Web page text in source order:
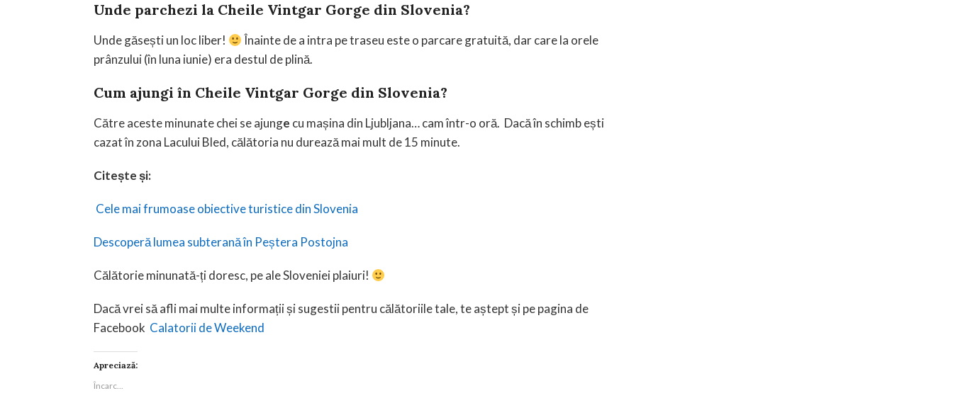
Unde parchezi la Cheile Vintgar Gorge din Slovenia?
Unde găsești un loc liber!
Înainte de a intra pe traseu este o parcare gratuită, dar care la orele
prânzului (în luna iunie) era destul de plină.
Cum ajungi în Cheile Vintgar Gorge din Slovenia?
Către aceste minunate chei se ajunge cu mașina din Ljubljana… cam într-o oră. Dacă în schimb ești
cazat în zona Lacului Bled, călătoria nu durează mai mult de 15 minute.
Citește și:
Cele mai frumoase obiective turistice din Slovenia
Descoperă lumea subterană în Peștera Postojna
Călătorie minunată-ți doresc, pe ale Sloveniei plaiuri!
Dacă vrei să afli mai multe informații și sugestii pentru călătoriile tale, te aștept și pe pagina de
Facebook Calatorii de Weekend
Apreciază:
Încarc...